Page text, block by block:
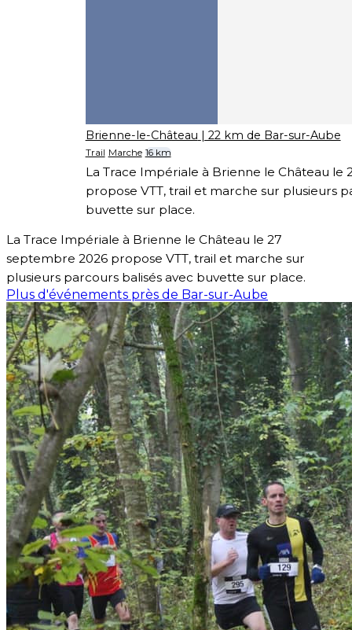
Brienne-le-Château | 22 km de Bar-sur-Aube
Trail Marche 16 km
La Trace Impériale à Brienne le Château le
propose VTT, trail et marche sur plusieurs
buvette sur place.
La Trace Impériale à Brienne le Château le 27
septembre 2026 propose VTT, trail et marche sur
plusieurs parcours balisés avec buvette sur place.
Plus d'événements près de Bar-sur-Aube